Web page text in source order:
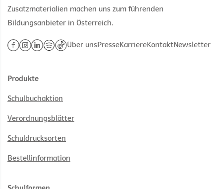
Zusatzmaterialien machen uns zum führenden
Bildungsanbieter in Österreich.
Über unsPresseKarriereKontaktNewsletter
Produkte
Schulbuchaktion
Verordnungsblätter
Schuldrucksorten
Bestellinformation